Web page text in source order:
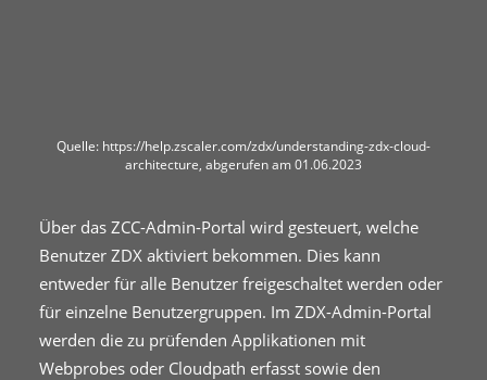
Quelle: https://help.zscaler.com/zdx/understanding-zdx-cloud-
architecture, abgerufen am 01.06.2023
Über das ZCC-Admin-Portal wird gesteuert, welche
Benutzer ZDX aktiviert bekommen. Dies kann
entweder für alle Benutzer freigeschaltet werden oder
für einzelne Benutzergruppen. Im ZDX-Admin-Portal
werden die zu prüfenden Applikationen mit
Webprobes oder Cloudpath erfasst sowie den